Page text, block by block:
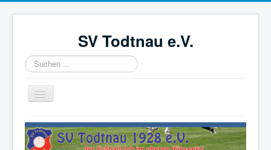
SV Todtnau e.V.
Suchen
...
Navigation
an/aus
Startseite
News